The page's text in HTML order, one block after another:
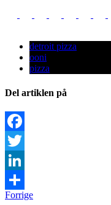
detroit pizza
ooni
pizza
Del artiklen på
Facebook
Twitter
LinkedIn
Share
Forrige